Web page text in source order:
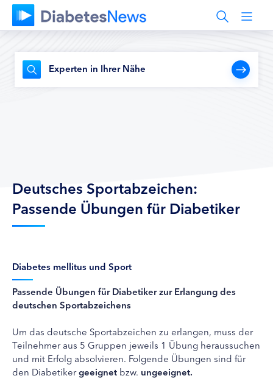
Experten in Ihrer Nähe
Deutsches Sportabzeichen:
Passende Übungen für Diabetiker
Diabetes mellitus und Sport
Passende Übungen für Diabetiker zur Erlangung des
deutschen Sportabzeichens
Um das deutsche Sportabzeichen zu erlangen, muss der
Teilnehmer aus 5 Gruppen jeweils 1 Übung heraussuchen
und mit Erfolg absolvieren. Folgende Übungen sind für
den Diabetikergeeignet bzw. ungeeignet.